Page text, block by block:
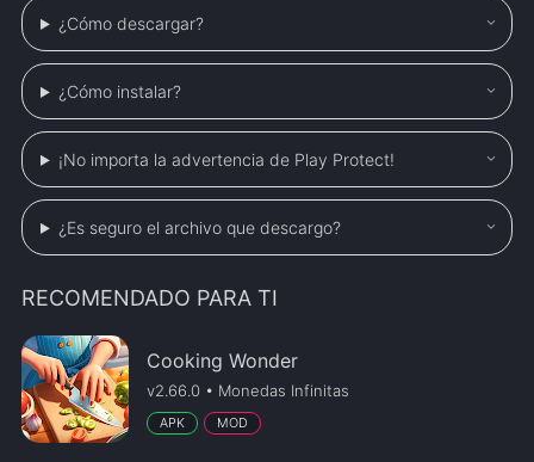
¿Cómo descargar?
¿Cómo instalar?
¡No importa la advertencia de Play Protect!
¿Es seguro el archivo que descargo?
RECOMENDADO PARA TI
Cooking Wonder
v2.66.0 • Monedas Infinitas
APK MOD